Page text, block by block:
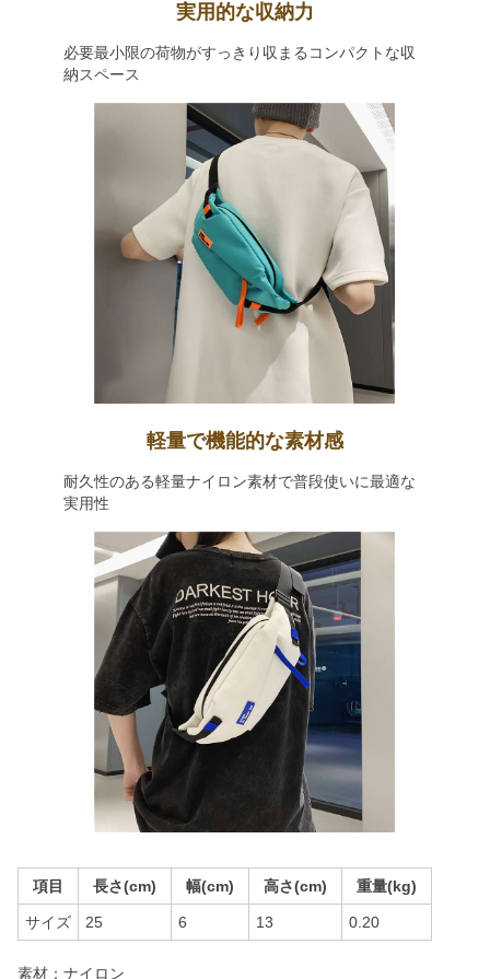
実用的な収納力
必要最小限の荷物がすっきり収まるコンパクトな収
納スペース
軽量で機能的な素材感
耐久性のある軽量ナイロン素材で普段使いに最適な
実用性
項目 長さ(cm) 幅(cm) 高さ(cm) 重量(kg)
サイズ 25 6 13 0.20
素材：ナイロン